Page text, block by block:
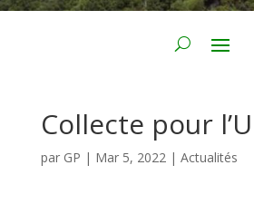
Collecte pour
par GP | Mar 5, 2022| Actualités